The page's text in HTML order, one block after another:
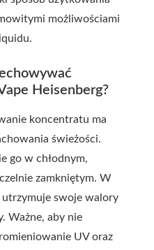
możliwościami
Heisenberg?
koncentratu ma
świeżości.
go w chłodnym,
zamkniętym. W
swoje walory
Ważne, aby nie
UV oraz